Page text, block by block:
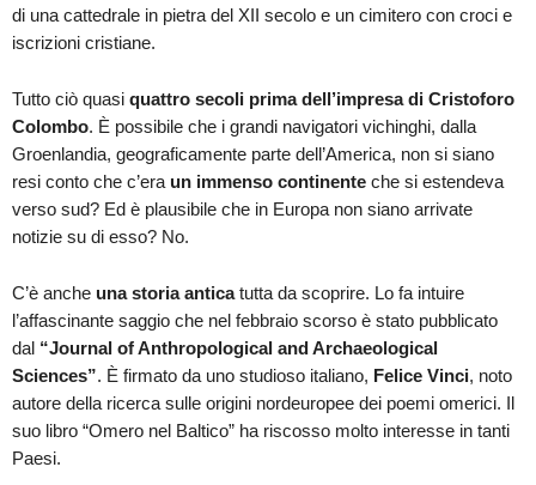
di una cattedrale in pietra del XII secolo e un cimitero con croci e
iscrizioni cristiane.
Tutto ciò quasi quattro secoli prima dell’impresa di Cristoforo
Colombo. È possibile che i grandi navigatori vichinghi, dalla
Groenlandia, geograficamente parte dell’America, non si siano
resi conto che c’era un immenso continente che si estendeva
verso sud? Ed è plausibile che in Europa non siano arrivate
notizie su di esso? No.
C’è anche una storia anticatutta da scoprire. Lo fa intuire
l’affascinante saggio che nel febbraio scorso è stato pubblicato
dal “Journal of Anthropological and Archaeological
Sciences”. È firmato da uno studioso italiano, Felice Vinci, noto
autore della ricerca sulle origini nordeuropee dei poemi omerici. Il
suo libro “Omero nel Baltico” ha riscosso molto interesse in tanti
Paesi.